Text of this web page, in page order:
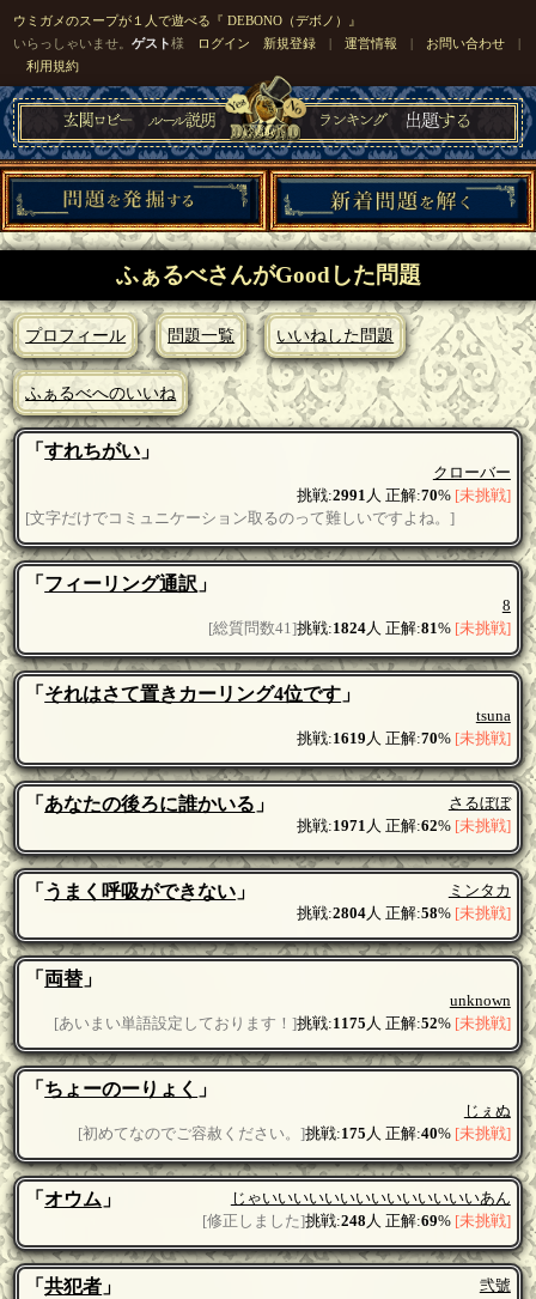
ウミガメのスープが１人で遊べる『 DEBONO（デボノ）』
いらっしゃいませ。ゲスト様 ログイン 新規登録 |運営情報 | お問い合わせ |
利用規約
ふぁるべさんがGoodした問題
プロフィール 問題一覧 いいねした問題
ふぁるべへのいいね
「すれちがい 」
クローバー
挑戦:2991 人 正解:70% [未挑戦]
[文字だけでコミュニケーション取るのって難しいですよね。]
「 フィーリング通訳 」
8
挑戦:1824人 正解:81% [未挑戦]
[総質問数41]
「 それはさて置きカーリング4位です 」
tsuna
挑戦:1619 人 正解:70% [未挑戦]
「 あなたの後ろに誰かいる 」
さるぼぼ
挑戦:1971 人 正解:62% [未挑戦]
「 うまく呼吸ができない 」
ミンタカ
挑戦:2804人 正解:58% [未挑戦]
「 両替 」
unknown
挑戦:1175 人 正解:52% [未挑戦]
[あいまい単語設定しております！]
「 ちょーのーりょく 」
じぇぬ
挑戦:175 人 正解:40% [未挑戦]
[初めてなのでご容赦ください。]
「オウム 」
じゃいいいいいいいいいいいいいいあん
挑戦:248 人 正解:69% [未挑戦]
[修正しました]
「共犯者 」
弐號